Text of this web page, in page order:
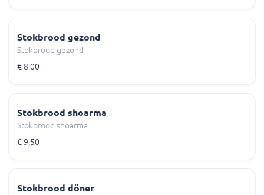
Stokbrood gezond
Stokbrood gezond
€ 8,00
Stokbrood shoarma
Stokbrood shoarma
€ 9,50
Stokbrood döner